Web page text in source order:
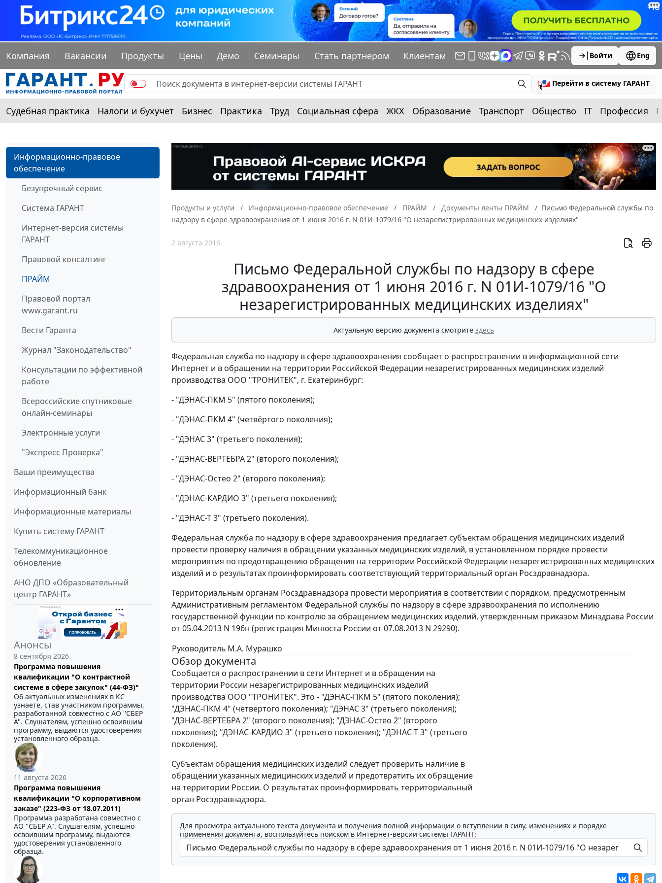
Компания Вакансии Продукты Цены Демо Семинары Стать партнером Клиентам Войти Eng
Перейти в систему ГАРАНТ
Судебная практика Налоги и бухучет Бизнес Практика Труд Социальная сфера ЖКХ Образование Транспорт Общество IT Профессия
Информационно-правовое
обеспечение
Безупречный сервис
Система ГАРАНТ
Интернет-версия системы
ГАРАНТ
Правовой консалтинг
ПРАЙМ
Правовой портал
www.garant.ru
Вести Гаранта
Журнал "Законодательство"
Консультации по эффективной
работе
Всероссийские спутниковые
онлайн-семинары
Электронные услуги
"Экспресс Проверка"
Ваши преимущества
Информационный банк
Информационные материалы
Купить систему ГАРАНТ
Телекоммуникационное
обновление
АНО ДПО «Образовательный
центр ГАРАНТ»
Анонсы
8 сентября 2026
Программа повышения
квалификации "О контрактной
системе в сфере закупок" (44-ФЗ)"
Об актуальных изменениях в КС
узнаете, став участником программы,
разработанной совместно с АО ''СБЕР
А". Слушателям, успешно освоившим
программу, выдаются удостоверения
установленного образца.
11 августа 2026
Программа повышения
квалификации "О корпоративном
заказе" (223-ФЗ от 18.07.2011)
Программа разработана совместно с
АО ''СБЕР А". Слушателям, успешно
освоившим программу, выдаются
удостоверения установленного
образца.
Продукты и услуги Информационно-правовое обеспечение ПРАЙМ Документы ленты ПРАЙМ
Письмо Федеральной службы по
надзору в сфере здравоохранения от 1 июня 2016 г. N 01И-1079/16 "О незарегистрированных медицинских изделиях"
2 августа 2016
Письмо Федеральной службы по надзору в сфере
здравоохранения от 1 июня 2016 г. N 01И-1079/16 "О
незарегистрированных медицинских изделиях"
Актуальную версию документа смотрите здесь
Федеральная служба по надзору в сфере здравоохранения сообщает о распространении в информационной сети
Интернет и в обращении на территории Российской Федерации незарегистрированных медицинских изделий
производства ООО "ТРОНИТЕК", г. Екатеринбург:
- "ДЭНАС-ПКМ 5" (пятого поколения);
- "ДЭНАС-ПКМ 4" (четвёртого поколения);
- "ДЭНАС 3" (третьего поколения);
- "ДЭНАС-ВЕРТЕБРА 2" (второго поколения);
- "ДЭНАС-Остео 2" (второго поколения);
- "ДЭНАС-КАРДИО 3" (третьего поколения);
- "ДЭНАС-Т 3" (третьего поколения).
Федеральная служба по надзору в сфере здравоохранения предлагает субъектам обращения медицинских изделий
провести проверку наличия в обращении указанных медицинских изделий, в установленном порядке провести
мероприятия по предотвращению обращения на территории Российской Федерации незарегистрированных медицинских
изделий и о результатах проинформировать соответствующий территориальный орган Росздравнадзора.
Территориальным органам Росздравнадзора провести мероприятия в соответствии с порядком, предусмотренным
Административным регламентом Федеральной службы по надзору в сфере здравоохранения по исполнению
государственной функции по контролю за обращением медицинских изделий, утвержденным приказом Минздрава России
от 05.04.2013 N 196н (регистрация Минюста России от 07.08.2013 N 29290).
Руководитель М.А. Мурашко
Обзор документа
Сообщается о распространении в сети Интернет и в обращении на
территории России незарегистрированных медицинских изделий
производства ООО "ТРОНИТЕК". Это - "ДЭНАС-ПКМ 5" (пятого поколения);
"ДЭНАС-ПКМ 4" (четвёртого поколения); "ДЭНАС 3" (третьего поколения);
"ДЭНАС-ВЕРТЕБРА 2" (второго поколения); "ДЭНАС-Остео 2" (второго
поколения); "ДЭНАС-КАРДИО 3" (третьего поколения); "ДЭНАС-Т 3" (третьего
поколения).
Субъектам обращения медицинских изделий следует проверить наличие в
обращении указанных медицинских изделий и предотвратить их обращение
на территории России. О результатах проинформировать территориальный
орган Росздравнадзора.
Для просмотра актуального текста документа и получения полной информации о вступлении в силу, изменениях и порядке
применения документа, воспользуйтесь поиском в Интернет-версии системы ГАРАНТ: